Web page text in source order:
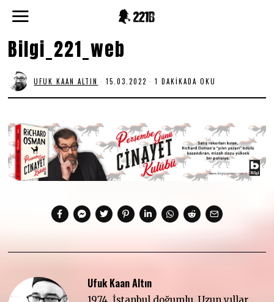
Bilgi_221_web
UFUK KAAN ALTIN 15.03.2022 1 DAKIKADA OKU
Ufuk Kaan Altın